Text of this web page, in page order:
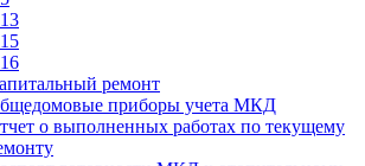
ремонт
приборы учета МКД
о выполненных работах по текущему